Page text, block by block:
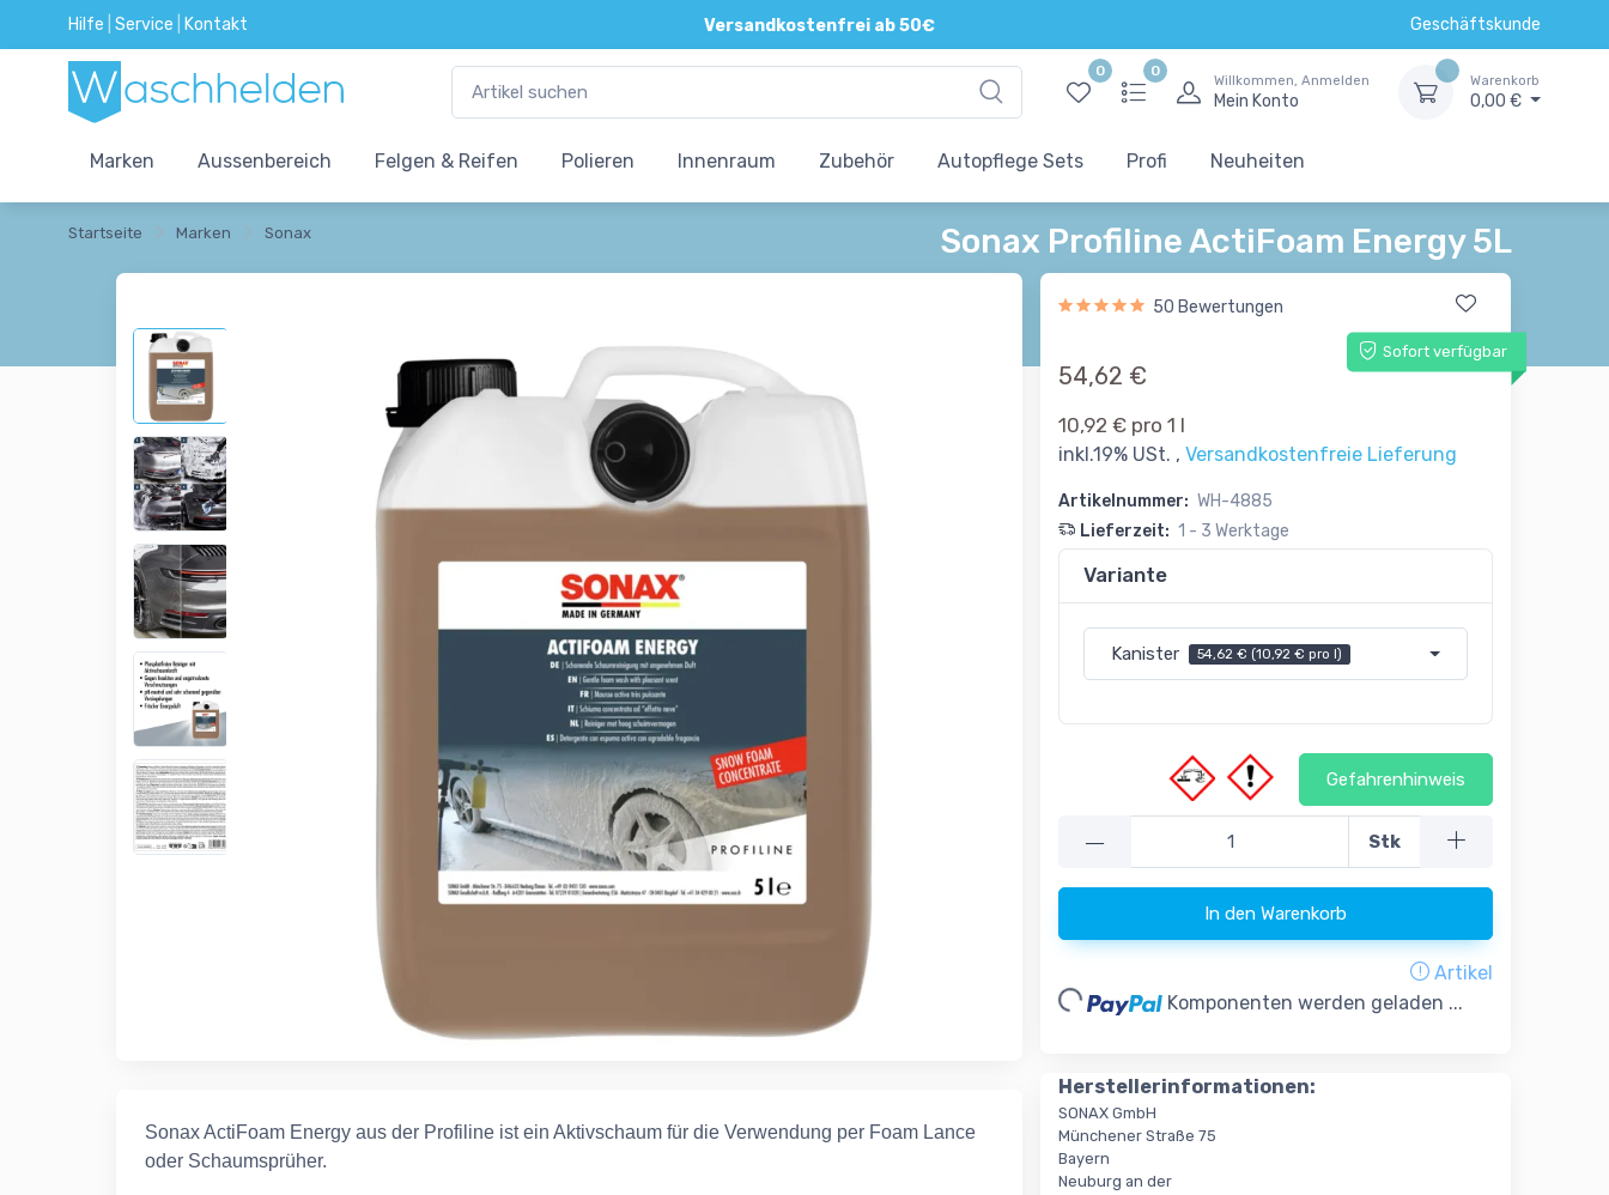
Hilfe Service Kontakt Versandkostenfrei ab 50€
Direkte und persönliche Beratung Geschäftskunde
0 0
Willkommen, Anmelden
Mein Konto
Warenkorb
0,00 €
Marken Aussenbereich Felgen & Reifen Polieren Innenraum Zubehör Autopflege Sets Profi Neuheiten
Startseite Marken Sonax Sonax Profiline ActiFoam Energy 5L
Sonax ActiFoam Energy aus der Profiline ist ein Aktivschaum für die Verwendung per Foam Lance
oder Schaumsprüher.
50 Bewertungen
Sofort verfügbar
54,62 €
10,92 € pro 1 l
inkl.19% USt. , Versandkostenfreie Lieferung
Artikelnummer: WH-4885
Lieferzeit: 1 - 3 Werktage
Variante
Kanister 54,62 € (10,92 € pro l)
Gefahrenhinweis
— Stk
In den Warenkorb
Artikel
Loading... Komponenten werden geladen ...
Herstellerinformationen:
SONAX GmbH
Münchener Straße 75
Bayern
Neuburg an der